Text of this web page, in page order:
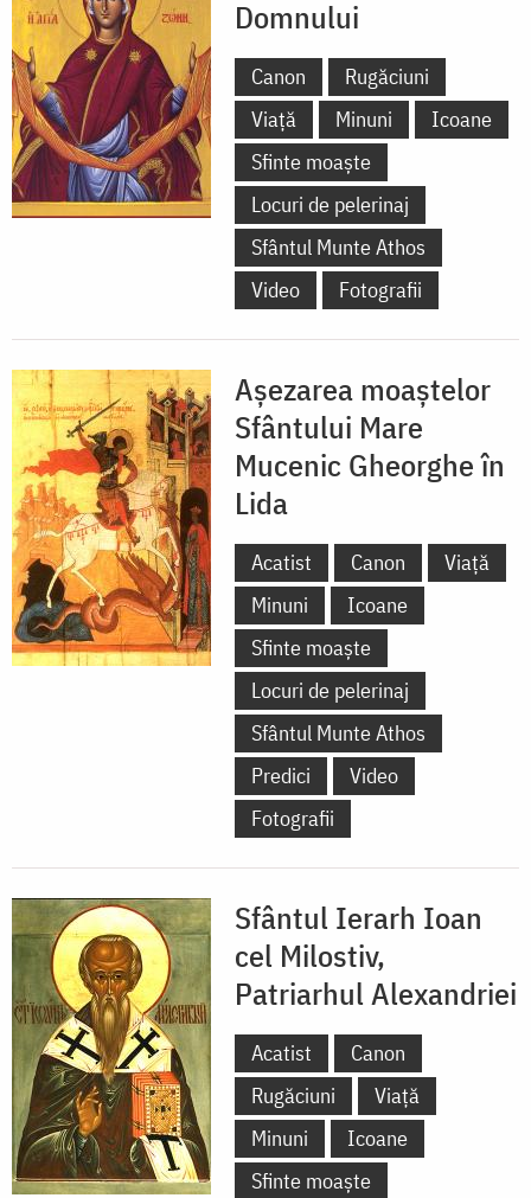
Domnului
Canon
Rugăciuni
Viață
Minuni
Icoane
Sfinte moaște
Locuri de pelerinaj
Sfântul Munte Athos
Video
Fotografii
Așezarea moaștelor
Sfântului Mare
Mucenic Gheorghe în
Lida
Acatist Canon
Viață
Minuni
Icoane
Sfinte moaște
Locuri de pelerinaj
Sfântul Munte Athos
Predici
Video
Fotografii
Sfântul Ierarh Ioan
cel Milostiv,
Patriarhul Alexandriei
Acatist
Canon
Rugăciuni
Viață
Minuni
Icoane
Sfinte moaște